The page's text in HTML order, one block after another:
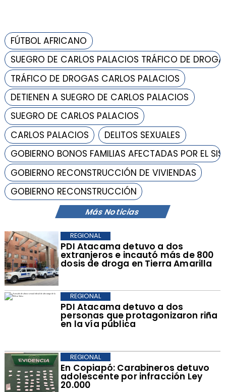
Más Noticias
​PDI Atacama detuvo a dos
extranjeros e incautó más de 800
dosis de droga en Tierra Amarilla
REGIONAL
PDI Atacama detuvo a dos
personas que protagonizaron riña
en la vía pública
REGIONAL
​En Copiapó: Carabineros detuvo
adolescente por infracción Ley
20.000
REGIONAL
FÚTBOL AFRICANO
SUEGRO DE CARLOS PALACIOS TRÁFICO DE DROGA
TRÁFICO DE DROGAS CARLOS PALACIOS
DETIENEN A SUEGRO DE CARLOS PALACIOS
SUEGRO DE CARLOS PALACIOS
CARLOS PALACIOS
DELITOS SEXUALES
GOBIERNO BONOS FAMILIAS AFECTADAS POR EL
GOBIERNO RECONSTRUCCIÓN DE VIVIENDAS
GOBIERNO RECONSTRUCCIÓN